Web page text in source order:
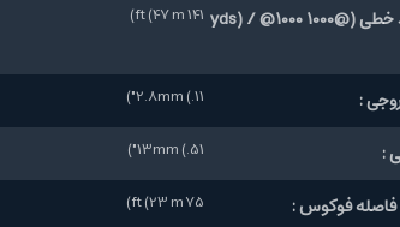
میدان دید خطی (@1000 yds) / @1000 141 ft (47 m)
:
2.8mm (.11")
:
13mm (.51")
فاصله فوکوس : 75 ft (23 m)